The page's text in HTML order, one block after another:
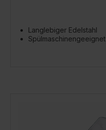
Langlebiger Edelstahl
Spülmaschinengeeignet